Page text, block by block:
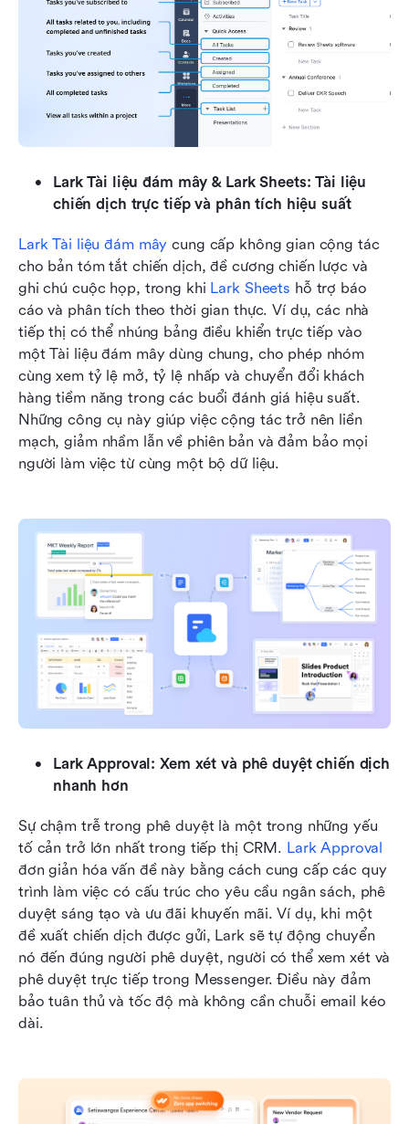
Lark Tài liệu đám mây & Lark Sheets: Tài liệu
chiến dịch trực tiếp và phân tích hiệu suất
Lark Tài liệu đám mây cung cấp không gian cộng tác
cho bản tóm tắt chiến dịch, đề cương chiến lược và
ghi chú cuộc họp, trong khi Lark Sheets hỗ trợ báo
cáo và phân tích theo thời gian thực. Ví dụ, các nhà
tiếp thị có thể nhúng bảng điều khiển trực tiếp vào
một Tài liệu đám mây dùng chung, cho phép nhóm
cùng xem tỷ lệ mở, tỷ lệ nhấp và chuyển đổi khách
hàng tiềm năng trong các buổi đánh giá hiệu suất.
Những công cụ này giúp việc cộng tác trở nên liền
mạch, giảm nhầm lẫn về phiên bản và đảm bảo mọi
người làm việc từ cùng một bộ dữ liệu.
Lark Approval: Xem xét và phê duyệt chiến dịch
nhanh hơn
Sự chậm trễ trong phê duyệt là một trong những yếu
tố cản trở lớn nhất trong tiếp thị CRM. Lark Approval
đơn giản hóa vấn đề này bằng cách cung cấp các quy
trình làm việc có cấu trúc cho yêu cầu ngân sách, phê
duyệt sáng tạo và ưu đãi khuyến mãi. Ví dụ, khi một
đề xuất chiến dịch được gửi, Lark sẽ tự động chuyển
nó đến đúng người phê duyệt, người có thể xem xét và
phê duyệt trực tiếp trong Messenger. Điều này đảm
bảo tuân thủ và tốc độ mà không cần chuỗi email kéo
dài.